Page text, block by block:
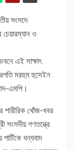
সংসদে
চেয়ারম্যান ও
এই সাক্ষাৎ
মরহুম হুসেইন
এমপি।
শারীরিক খোঁজ-খবর
সংসদীয় গণতন্ত্রে
ধন্যবাদ